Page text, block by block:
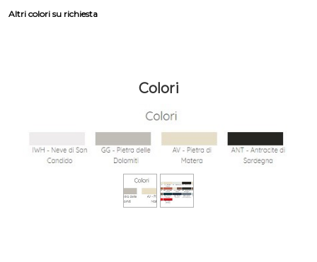
Altri colori su richiesta
Colori